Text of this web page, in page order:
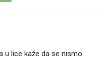
u lice kaže da se nismo